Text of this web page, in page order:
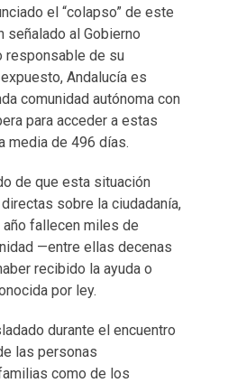
el “colapso” de este
señalado al Gobierno
responsable de su
Andalucía es
comunidad autónoma con
para acceder a estas
media de 496 días.
de que esta situación
sobre la ciudadanía,
fallecen miles de
—entre ellas decenas
recibido la ayuda o
por ley.
durante el encuentro
las personas
como de los